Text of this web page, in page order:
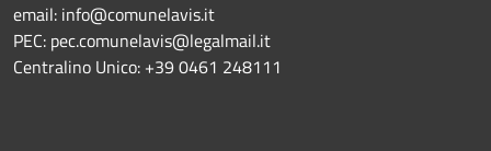
email: info@comunelavis.it
PEC: pec.comunelavis@legalmail.it
Centralino Unico: +39 0461 248111